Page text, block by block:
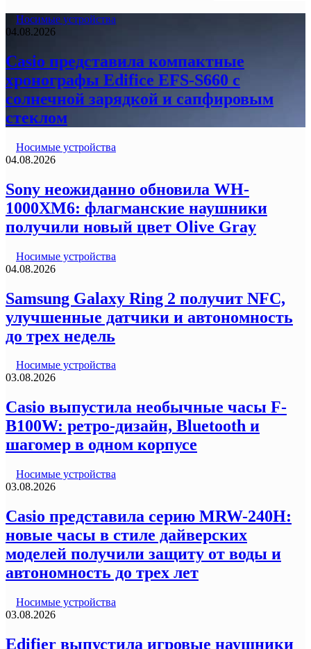
Носимые устройства
04.08.2026
Casio представила компактные
хронографы Edifice EFS-S660 с
солнечной зарядкой и сапфировым
стеклом
Носимые устройства
04.08.2026
Sony неожиданно обновила WH-
1000XM6: флагманские наушники
получили новый цвет Olive Gray
Носимые устройства
04.08.2026
Samsung Galaxy Ring 2 получит NFC,
улучшенные датчики и автономность
до трех недель
Носимые устройства
03.08.2026
Casio выпустила необычные часы F-
B100W: ретро-дизайн, Bluetooth и
шагомер в одном корпусе
Носимые устройства
03.08.2026
Casio представила серию MRW-240H:
новые часы в стиле дайверских
моделей получили защиту от воды и
автономность до трех лет
Носимые устройства
03.08.2026
Edifier выпустила игровые наушники